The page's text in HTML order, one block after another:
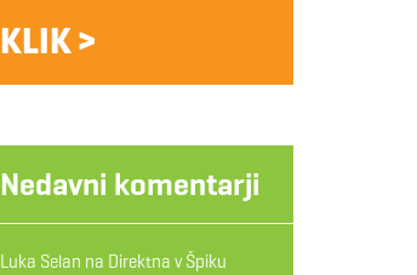
KLIK >
Nedavni komentarji
Luka Selan na Direktna v Špiku